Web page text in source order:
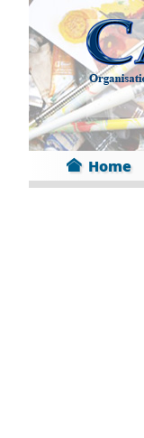
Home